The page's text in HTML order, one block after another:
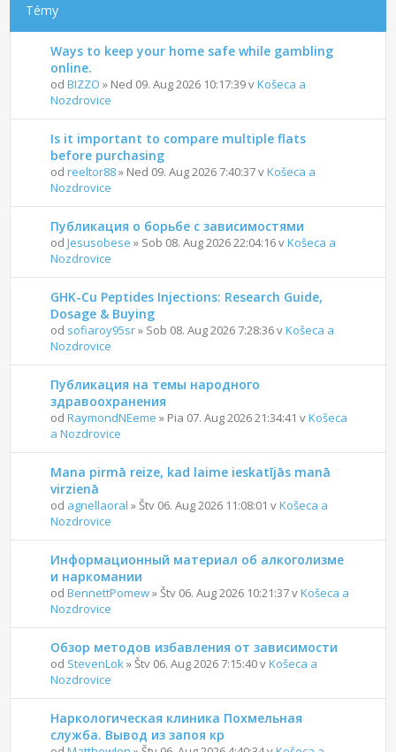
Témy
Ways to keep your home safe while gambling
online.
odBIZZO » Ned 09. Aug 2026 10:17:39 vKošeca a
Nozdrovice
Is it important to compare multiple flats
before purchasing
odreeltor88» Ned 09. Aug 2026 7:40:37 vKošeca a
Nozdrovice
Публикация о борьбе с зависимостями
odJesusobese » Sob 08. Aug 2026 22:04:16 vKošeca a
Nozdrovice
GHK-Cu Peptides Injections: Research Guide,
Dosage & Buying
od sofiaroy95sr» Sob 08. Aug 2026 7:28:36 vKošeca a
Nozdrovice
Публикация на темы народного
здравоохранения
odRaymondNEeme » Pia 07. Aug 2026 21:34:41 vKošeca
a Nozdrovice
Mana pirmā reize, kad laime ieskatījās manā
virzienā
od agnellaoral » Štv 06. Aug 2026 11:08:01 vKošeca a
Nozdrovice
Информационный материал об алкоголизме
и наркомании
odBennettPomew» Štv 06. Aug 2026 10:21:37 vKošeca a
Nozdrovice
Обзор методов избавления от зависимости
od StevenLok » Štv 06. Aug 2026 7:15:40 vKošeca a
Nozdrovice
Наркологическая клиника Похмельная
служба. Вывод из запоя кр